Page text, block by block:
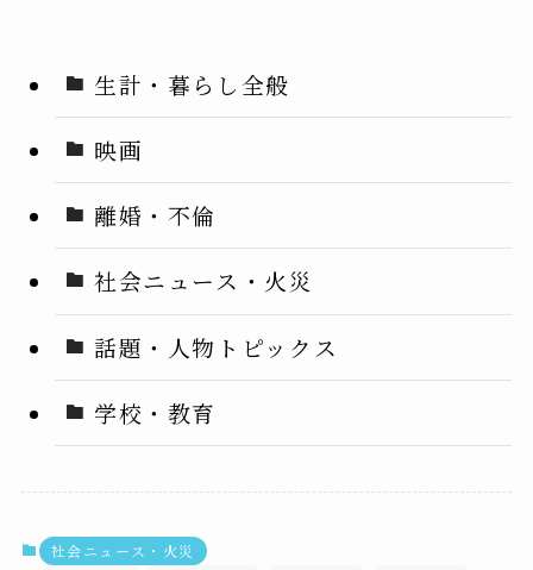
生計・暮らし全般
映画
離婚・不倫
社会ニュース・火災
話題・人物トピックス
学校・教育
社会ニュース・火災